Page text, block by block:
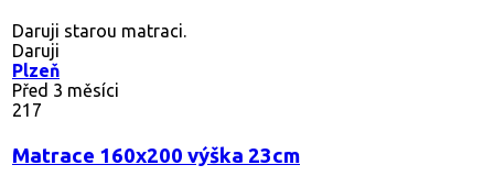
Daruji starou matraci.
Daruji
Plzeň
Před 3 měsíci
217
Matrace 160x200 výška 23cm